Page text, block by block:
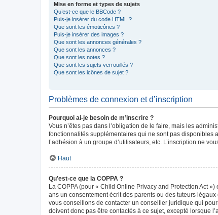
Mise en forme et types de sujets
Qu’est-ce que le BBCode ?
Puis-je insérer du code HTML ?
Que sont les émoticônes ?
Puis-je insérer des images ?
Que sont les annonces générales ?
Que sont les annonces ?
Que sont les notes ?
Que sont les sujets verrouillés ?
Que sont les icônes de sujet ?
Problèmes de connexion et d’inscription
Pourquoi ai-je besoin de m’inscrire ?
Vous n’êtes pas dans l’obligation de le faire, mais les
fonctionnalités supplémentaires qui ne sont pas disponibles
l’adhésion à un groupe d’utilisateurs, etc. L’inscription ne
Haut
Qu’est-ce que la COPPA ?
La COPPA (pour « Child Online Privacy and Protection Act
ans un consentement écrit des parents ou des tuteurs
vous conseillons de contacter un conseiller juridique qui
doivent donc pas être contactés à ce sujet, excepté lorsque